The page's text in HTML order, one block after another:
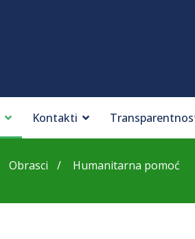
Kontakti
Obrasci Humanitarna pomoć